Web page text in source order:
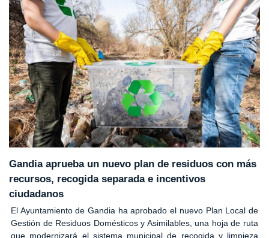
Gandia aprueba un nuevo plan de residuos con más
recursos, recogida separada e incentivos
ciudadanos
El Ayuntamiento de Gandia ha aprobado el nuevo Plan Local de
Gestión de Residuos Domésticos y Asimilables, una hoja de ruta
que modernizará el sistema municipal de recogida y limpieza